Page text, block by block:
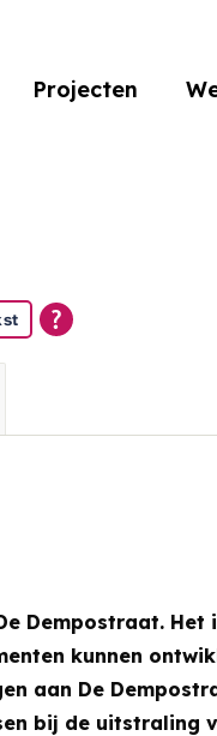
Projecten
Dempostraat.
kunnen
aan De
bij de uitstraling